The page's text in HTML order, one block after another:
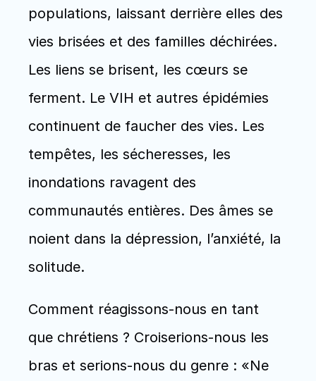
populations, laissant derrière elles des
vies brisées et des familles déchirées.
Les liens se brisent, les cœurs se
ferment. Le VIH et autres épidémies
continuent de faucher des vies. Les
tempêtes, les sécheresses, les
inondations ravagent des
communautés entières. Des âmes se
noient dans la dépression, l’anxiété, la
solitude.
Comment réagissons-nous en tant
que chrétiens ? Croiserions-nous les
bras et serions-nous du genre : «Ne